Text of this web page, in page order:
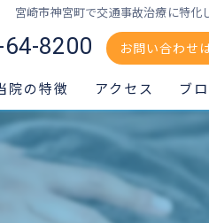
宮崎市神宮町で交通事故治療に特化
8200 お問い合わせ
院の特徴
交通事故
スポーツ外傷
アクセス ブ